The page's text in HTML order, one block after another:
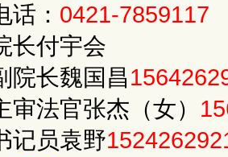
话： 0421-7859117
长付宇会
院长魏国昌
审法官张杰（女）
记员袁野